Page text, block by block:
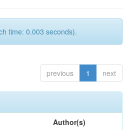
time: 0.003 seconds).
previous 1 next
Author(s)